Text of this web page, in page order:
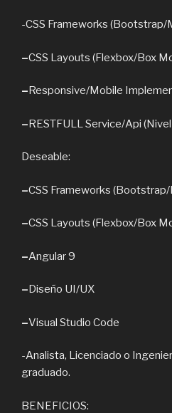
-CSS Frameworks (Bootstrap/
–CSS Layouts (Flexbox/Box
–Responsive/Mobile
–RESTFULL Service/Api
Deseable:
–CSS Frameworks
–CSS Layouts (Flexbox/Box
–Angular 9
–Diseño UI/UX
–Visual Studio Code
-Analista, Licenciado o
graduado.
BENEFICIOS: